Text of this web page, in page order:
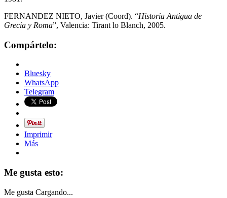
FERNANDEZ NIETO, Javier (Coord). “Historia Antigua de
Grecia y Roma”, Valencia: Tirant lo Blanch, 2005.
Compártelo:
Bluesky
WhatsApp
Telegram
Imprimir
Más
Me gusta esto:
Me gusta Cargando...